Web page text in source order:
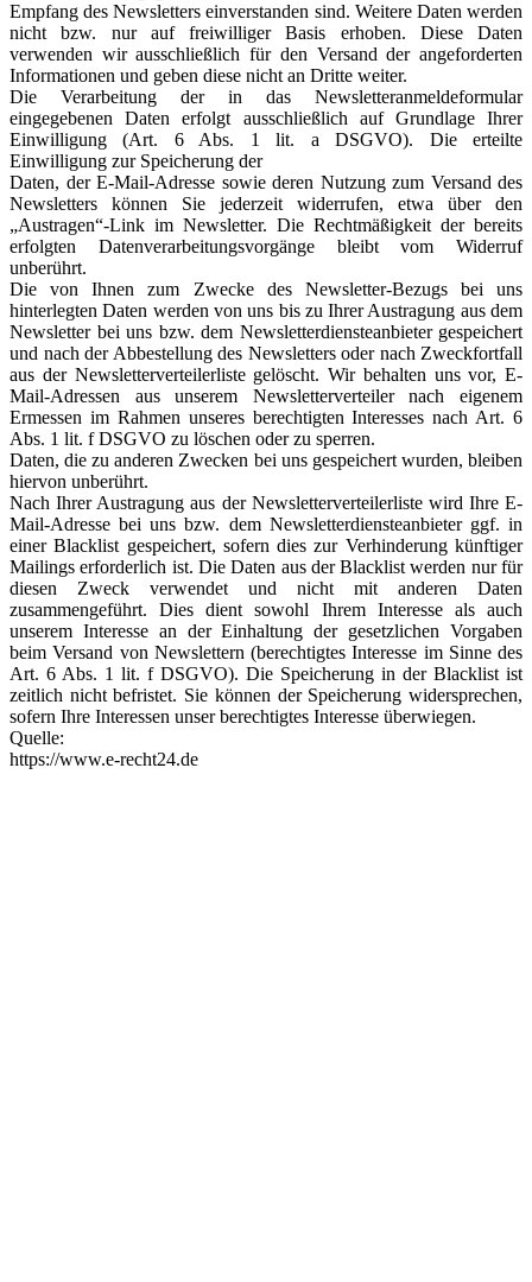
Empfang des Newsletters einverstanden sind. Weitere Daten werden
nicht bzw. nur auf freiwilliger Basis erhoben. Diese Daten
verwenden wir ausschließlich für den Versand der angeforderten
Informationen und geben diese nicht an Dritte weiter.
Die Verarbeitung der in das Newsletteranmeldeformular
eingegebenen Daten erfolgt ausschließlich auf Grundlage Ihrer
Einwilligung (Art. 6 Abs. 1 lit. a DSGVO). Die erteilte
Einwilligung zur Speicherung der
Daten, der E-Mail-Adresse sowie deren Nutzung zum Versand des
Newsletters können Sie jederzeit widerrufen, etwa über den
„Austragen“-Link im Newsletter. Die Rechtmäßigkeit der bereits
erfolgten Datenverarbeitungsvorgänge bleibt vom Widerruf
unberührt.
Die von Ihnen zum Zwecke des Newsletter-Bezugs bei uns
hinterlegten Daten werden von uns bis zu Ihrer Austragung aus dem
Newsletter bei uns bzw. dem Newsletterdiensteanbieter gespeichert
und nach der Abbestellung des Newsletters oder nach Zweckfortfall
aus der Newsletterverteilerliste gelöscht. Wir behalten uns vor, E-
Mail-Adressen aus unserem Newsletterverteiler nach eigenem
Ermessen im Rahmen unseres berechtigten Interesses nach Art. 6
Abs. 1 lit. f DSGVO zu löschen oder zu sperren.
Daten, die zu anderen Zwecken bei uns gespeichert wurden, bleiben
hiervon unberührt.
Nach Ihrer Austragung aus der Newsletterverteilerliste wird Ihre E-
Mail-Adresse bei uns bzw. dem Newsletterdiensteanbieter ggf. in
einer Blacklist gespeichert, sofern dies zur Verhinderung künftiger
Mailings erforderlich ist. Die Daten aus der Blacklist werden nur für
diesen Zweck verwendet und nicht mit anderen Daten
zusammengeführt. Dies dient sowohl Ihrem Interesse als auch
unserem Interesse an der Einhaltung der gesetzlichen Vorgaben
beim Versand von Newslettern (berechtigtes Interesse im Sinne des
Art. 6 Abs. 1 lit. f DSGVO). Die Speicherung in der Blacklist ist
zeitlich nicht befristet. Sie können der Speicherung widersprechen,
sofern Ihre Interessen unser berechtigtes Interesse überwiegen.
Quelle:
https://www.e-recht24.de